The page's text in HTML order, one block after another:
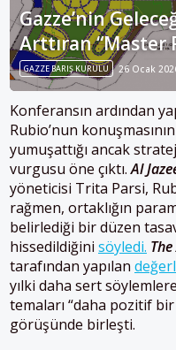
Gazze’nin
Arttıran “Master
GAZZE BARIŞ KURULU 26 Ocak
Konferansın ardından
Rubio’nun
yumuşattığı ancak
vurgusu öne çıktı.Al
yöneticisi Trita Parsi,
rağmen, ortaklığın
belirlediği bir düzen
hissedildiğini söyledi.
tarafından yapılan
yılki daha sert
temaları “daha pozitif
görüşünde birleşti.